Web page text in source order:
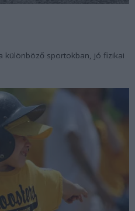
különböző sportokban, jó fizikai